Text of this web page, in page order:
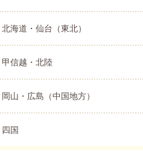
北海道・仙台（東北）
甲信越・北陸
岡山・広島（中国地方）
四国